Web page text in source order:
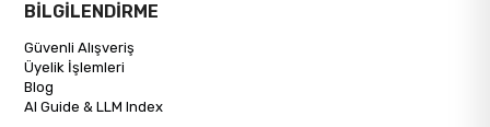
BİLGİLENDİRME
Güvenli Alışveriş
Üyelik İşlemleri
Blog
AI Guide & LLM Index